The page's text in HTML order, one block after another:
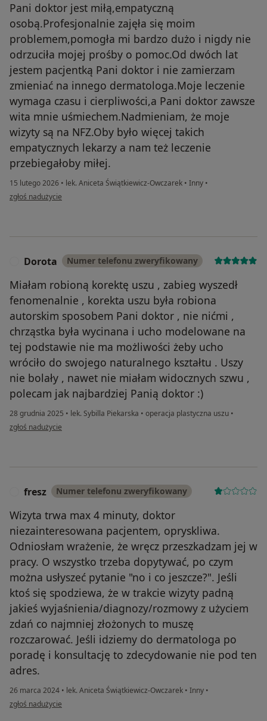
Pani doktor jest miłą,empatyczną
osobą.Profesjonalnie zajęła się moim
problemem,pomogła mi bardzo dużo i nigdy nie
odrzuciła mojej prośby o pomoc.Od dwóch lat
jestem pacjentką Pani doktor i nie zamierzam
zmieniać na innego dermatologa.Moje leczenie
wymaga czasu i cierpliwości,a Pani doktor zawsze
wita mnie uśmiechem.Nadmieniam, że moje
wizyty są na NFZ.Oby było więcej takich
empatycznych lekarzy a nam też leczenie
przebiegałoby miłej.
15 lutego 2026 • lek. Aniceta Świątkiewicz-Owczarek • Inny •
w opinii użytkownika Renata
zgłoś nadużycie
Dorota Numer telefonu zweryfikowany
Miałam robioną korektę uszu , zabieg wyszedł
fenomenalnie , korekta uszu była robiona
autorskim sposobem Pani doktor , nie nićmi ,
chrząstka była wycinana i ucho modelowane na
tej podstawie nie ma możliwości żeby ucho
wróciło do swojego naturalnego kształtu . Uszy
nie bolały , nawet nie miałam widocznych szwu ,
polecam jak najbardziej Panią doktor :)
28 grudnia 2025 • lek. Sybilla Piekarska • operacja plastyczna uszu •
w opinii użytkownika Dorota
zgłoś nadużycie
fresz Numer telefonu zweryfikowany
Wizyta trwa max 4 minuty, doktor
niezainteresowana pacjentem, opryskliwa.
Odniosłam wrażenie, że wręcz przeszkadzam jej w
pracy. O wszystko trzeba dopytywać, po czym
można usłyszeć pytanie "no i co jeszcze?". Jeśli
ktoś się spodziewa, że w trakcie wizyty padną
jakieś wyjaśnienia/diagnozy/rozmowy z użyciem
zdań co najmniej złożonych to muszę
rozczarować. Jeśli idziemy do dermatologa po
poradę i konsultację to zdecydowanie nie pod ten
adres.
26 marca 2024 • lek. Aniceta Świątkiewicz-Owczarek • Inny •
w opinii użytkownika fresz
zgłoś nadużycie